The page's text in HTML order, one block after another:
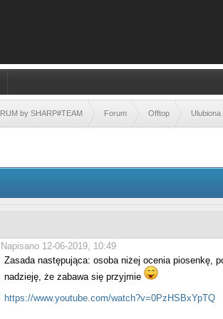
by SHARP#TEAM Forum Offtop
Napisano 12-06-2019, 10:49
Zasada następująca: osoba niżej ocenia piosenkę,
nadzieję, że zabawa się przyjmie
https://www.youtube.com/watch?v=0PzHSBxYpTQ